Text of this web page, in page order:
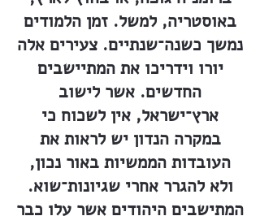
באוסטריה, למשל. זמן הלמודים
נמשך כשנה־שנתיים. צעירים אלה
יורו וידריכו את המתיישבים
החדשים. אשר לישוב
ארץ־ישראל, אין לשכוח כי
במקרה הנדון יש לראות את
העובדות הממשיות באור נכון,
ולא להגרר אחרי שגיונות־שוא.
המתישבים היהודים אשר עלו כבר